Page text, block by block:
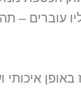
עוברים –
איכותי